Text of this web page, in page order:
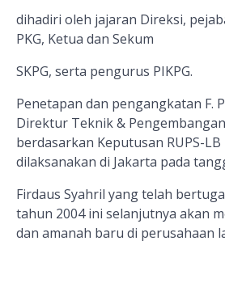
dihadiri oleh jajaran Direksi,
PKG, Ketua dan Sekum
SKPG, serta pengurus PIKPG.
Penetapan dan pengangkatan F.
Direktur Teknik &
berdasarkan Keputusan RUPS-LB
dilaksanakan di Jakarta pada
Firdaus Syahril yang telah
tahun 2004 ini selanjutnya akan
dan amanah baru di perusahaan